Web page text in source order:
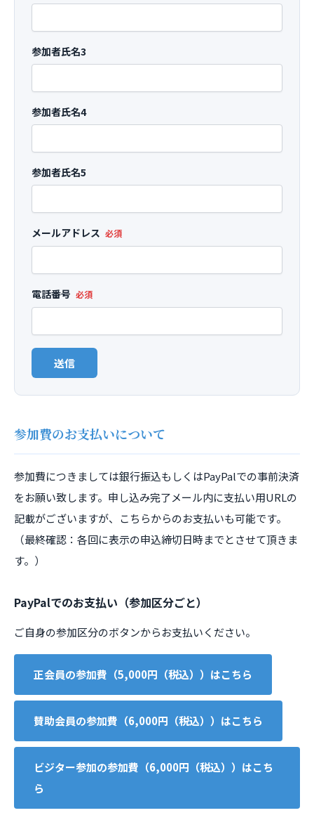
参加者氏名3
参加者氏名4
参加者氏名5
メールアドレス 必須
電話番号 必須
送信
参加費のお支払いについて
参加費につきましては銀行振込もしくはPayPalでの事前決済
をお願い致します。申し込み完了メール内に支払い用URLの
記載がございますが、こちらからのお支払いも可能です。
（最終確認：各回に表示の申込締切日時までとさせて頂きま
す。）
PayPalでのお支払い（参加区分ごと）
ご自身の参加区分のボタンからお支払いください。
正会員の参加費（5,000円（税込））はこちら
賛助会員の参加費（6,000円（税込））はこちら
ビジター参加の参加費（6,000円（税込））はこち
ら